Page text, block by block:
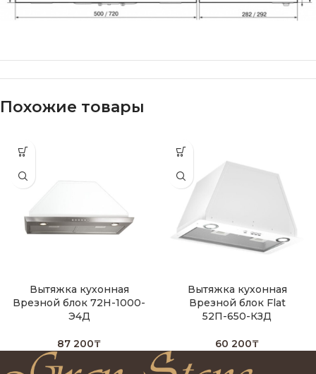
Похожие товары
Вытяжка кухонная
Врезной блок 72Н-1000-
Э4Д
87 200₸
Вытяжка кухонная
Врезной блок Flat
52П-650-КЗД
60 200₸